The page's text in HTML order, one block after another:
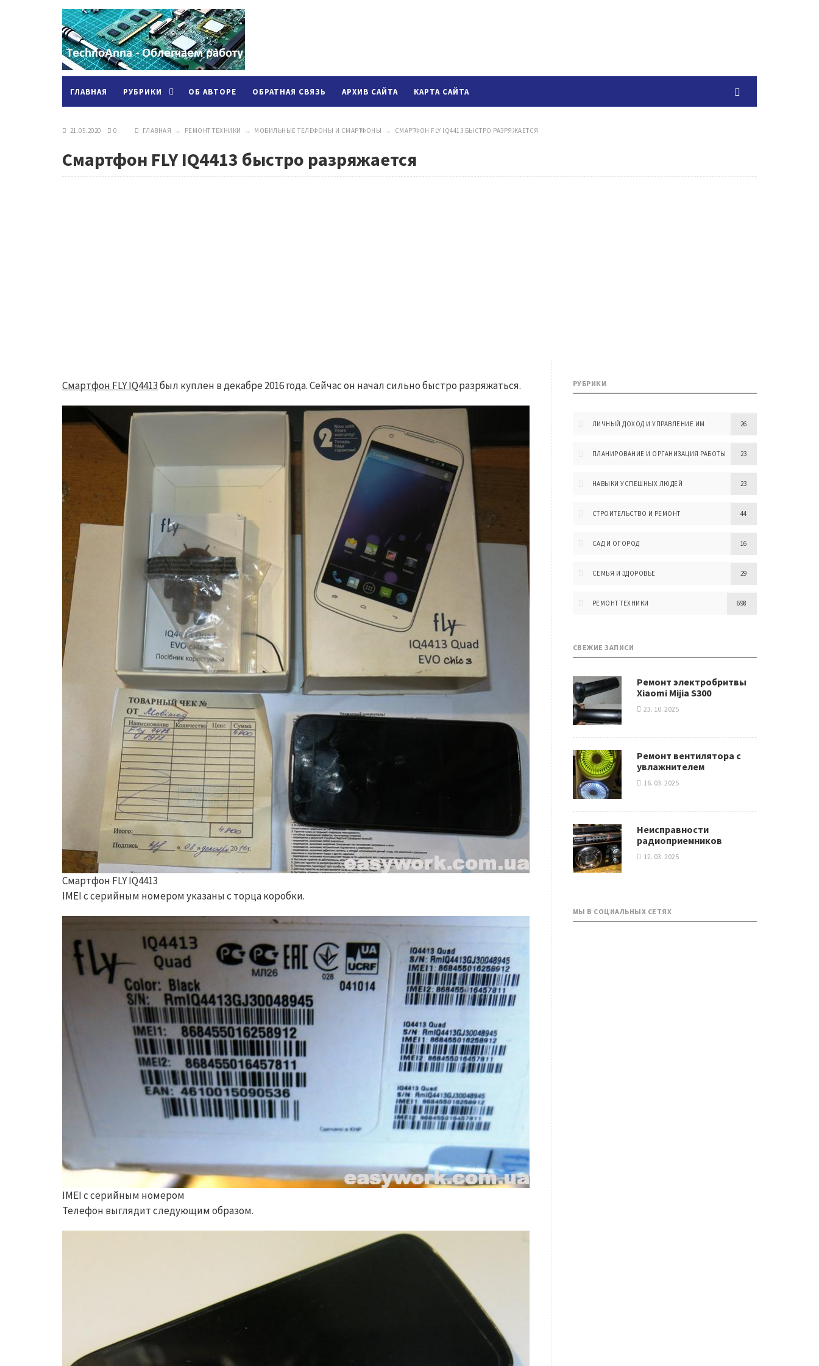
ГЛАВНАЯ РУБРИКИ ОБ АВТОРЕ ОБРАТНАЯ СВЯЗЬ АРХИВ САЙТА КАРТА САЙТА
21.05.2020 0 ГЛАВНАЯ → РЕМОНТ ТЕХНИКИ → МОБИЛЬНЫЕ ТЕЛЕФОНЫ И СМАРТФОНЫ → СМАРТФОН FLY IQ4413 БЫСТРО РАЗРЯЖАЕТСЯ
Смартфон FLY IQ4413 быстро разряжается
Смартфон FLY IQ4413был куплен в декабре 2016 года. Сейчас он начал сильно быстро разряжаться.
Смартфон FLY IQ4413
IMEI с серийным номером указаны с торца коробки.
IMEI с серийным номером
Телефон выглядит следующим образом.
РУБРИКИ
ЛИЧНЫЙ ДОХОД И УПРАВЛЕНИЕ ИМ 26
ПЛАНИРОВАНИЕ И ОРГАНИЗАЦИЯ РАБОТЫ 23
НАВЫКИ УСПЕШНЫХ ЛЮДЕЙ 23
СТРОИТЕЛЬСТВО И РЕМОНТ 44
САД И ОГОРОД 16
СЕМЬЯ И ЗДОРОВЬЕ 29
РЕМОНТ ТЕХНИКИ 698
СВЕЖИЕ ЗАПИСИ
Ремонт электробритвы
Xiaomi Mijia S300
23. 10. 2025
Ремонт вентилятора с
увлажнителем
16. 03. 2025
Неисправности
радиоприемников
12. 03. 2025
МЫ В СОЦИАЛЬНЫХ СЕТЯХ